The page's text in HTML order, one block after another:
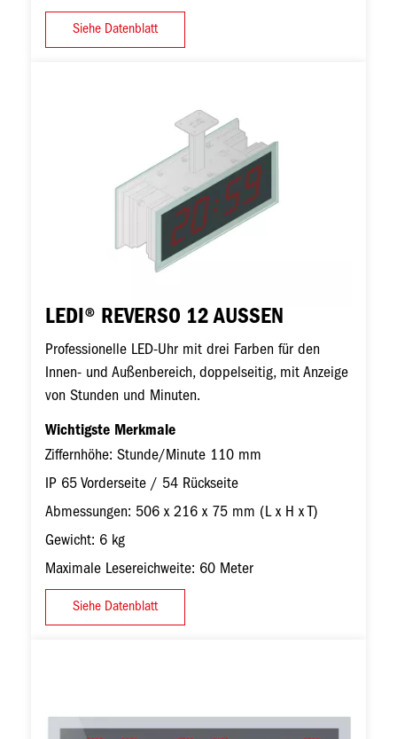
Siehe Datenblatt
LEDI® REVERSO 12 AUSSEN
Professionelle LED-Uhr mit drei Farben für den
Innen- und Außenbereich, doppelseitig, mit Anzeige
von Stunden und Minuten.
Wichtigste Merkmale
Ziffernhöhe: Stunde/Minute 110 mm
IP 65 Vorderseite / 54 Rückseite
Abmessungen: 506 x 216 x 75 mm (L x H x T)
Gewicht: 6 kg
Maximale Lesereichweite: 60 Meter
Siehe Datenblatt